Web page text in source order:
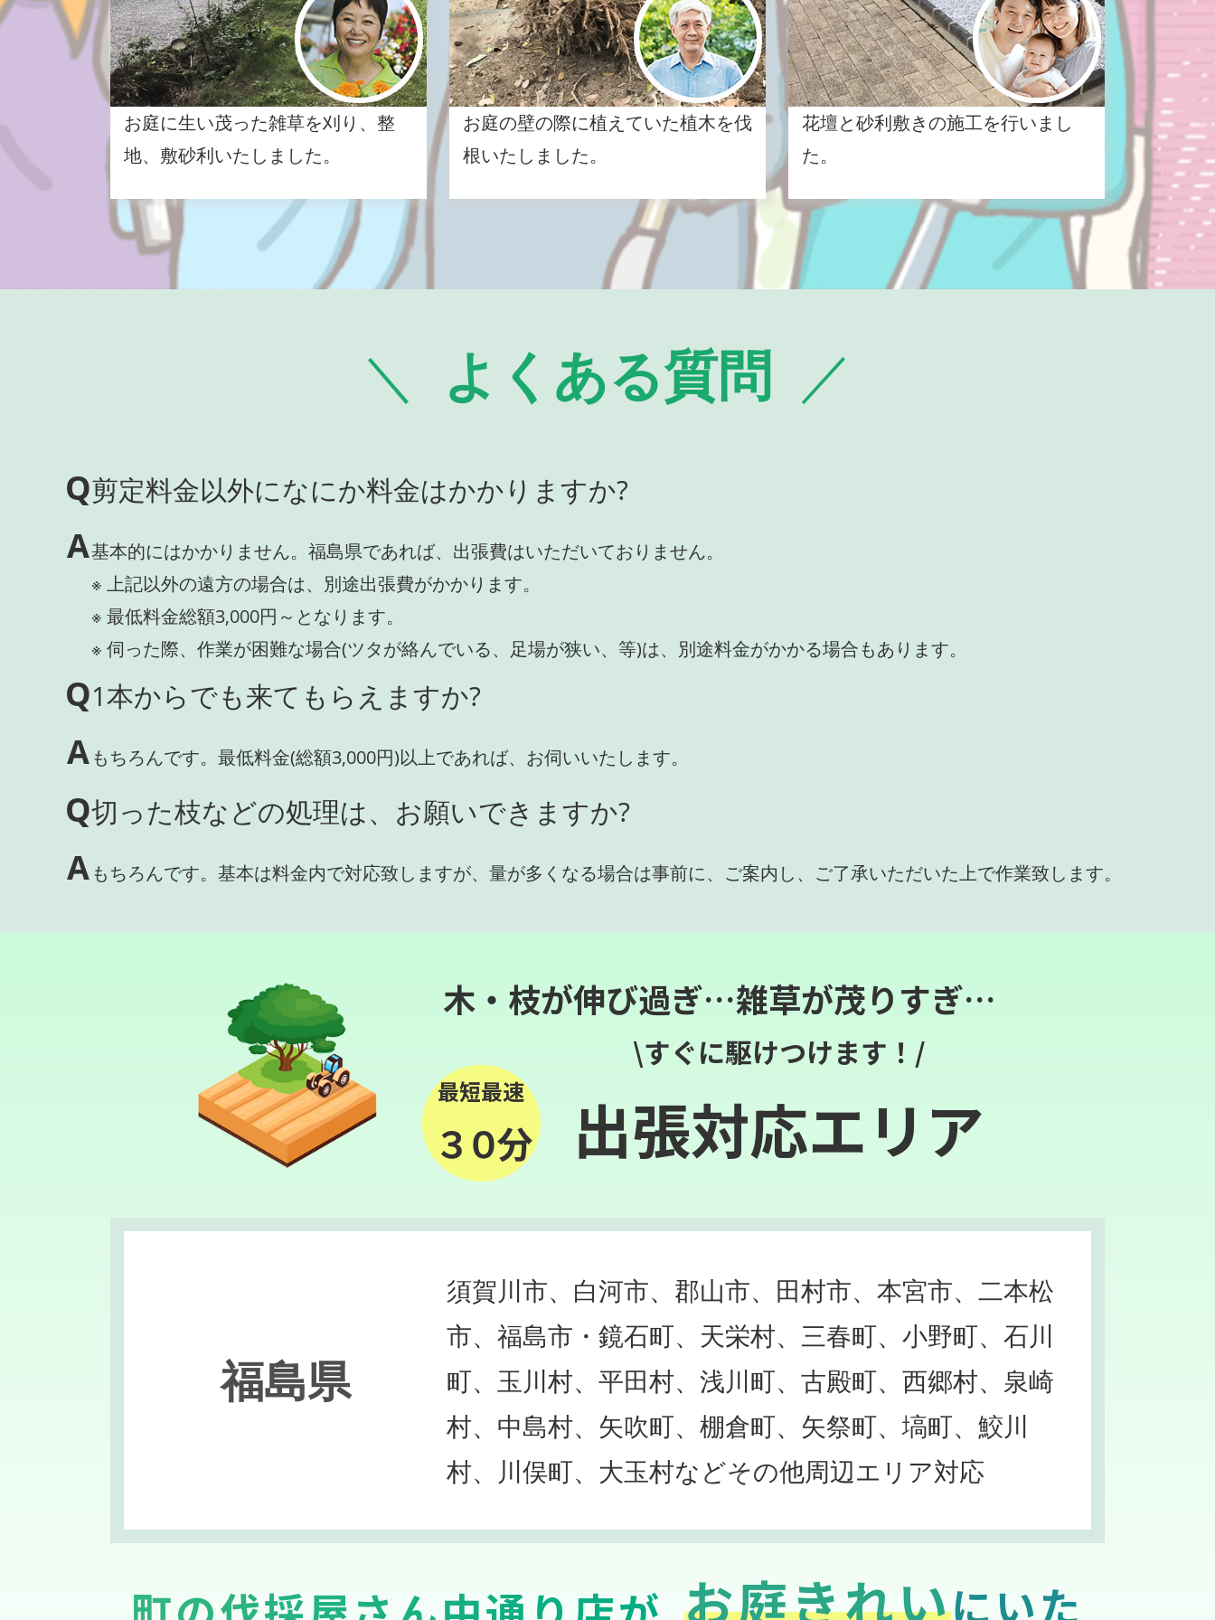
お庭に生い茂った雑草を刈り、整
地、敷砂利いたしました。
お庭の壁の際に植えていた植木を伐
根いたしました。
花壇と砂利敷きの施工を行いまし
た。
よくある質問
Q剪定料金以外になにか料金はかかりますか?
A基本的にはかかりません。福島県であれば、出張費はいただいておりません。
※ 上記以外の遠方の場合は、別途出張費がかかります。
※ 最低料金総額3,000円～となります。
※ 伺った際、作業が困難な場合(ツタが絡んでいる、足場が狭い、等)は、別途料金がかかる場合もあります。
Q1本からでも来てもらえますか?
Aもちろんです。最低料金(総額3,000円)以上であれば、お伺いいたします。
Q切った枝などの処理は、お願いできますか?
Aもちろんです。基本は料金内で対応致しますが、量が多くなる場合は事前に、ご案内し、ご了承いただいた上で作業致します。
木・枝が伸び過ぎ…雑草が茂りすぎ…
最短最速
３０分
\すぐに駆けつけます！/
出張対応エリア
福島県
須賀川市、白河市、郡山市、田村市、本宮市、二本松
市、福島市・鏡石町、天栄村、三春町、小野町、石川
町、玉川村、平田村、浅川町、古殿町、西郷村、泉崎
村、中島村、矢吹町、棚倉町、矢祭町、塙町、鮫川
村、川俣町、大玉村などその他周辺エリア対応
お庭きれいにいた